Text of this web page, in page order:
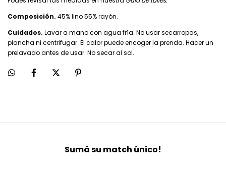
Composición. 45% lino 55% rayón.
Cuidados. Lavar a mano con agua fría. No usar secarropas,
plancha ni centrifugar. El calor puede encoger la prenda. Hacer un
prelavado antes de usar. No secar al sol.
Sumá su match único!